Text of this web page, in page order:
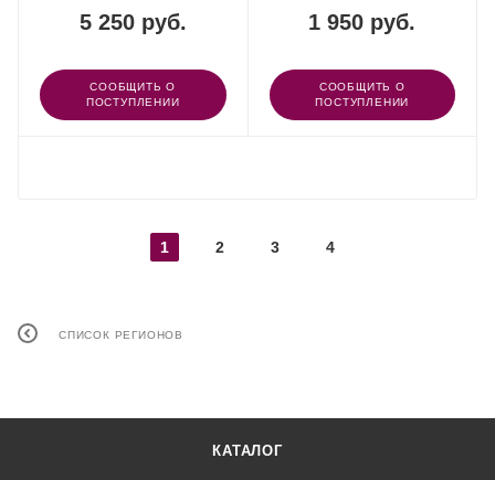
5 250 руб.
СООБЩИТЬ О
ПОСТУПЛЕНИИ
1 950 руб.
СООБЩИТЬ О
ПОСТУПЛЕНИИ
1 2 3 4
СПИСОК РЕГИОНОВ
КАТАЛОГ